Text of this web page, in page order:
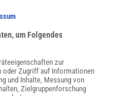
um Folgendes
zur
oder Zugriff auf Informationen
und Inhalte, Messung von
Zielgruppenforschung